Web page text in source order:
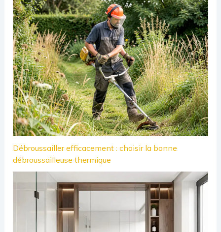
Débroussailler efficacement : choisir la bonne
débroussailleuse thermique